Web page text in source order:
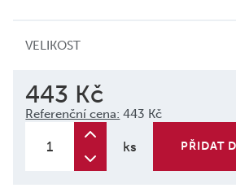
VELIKOST
443 Kč
Referenční cena: 443 Kč
ks PŘIDAT